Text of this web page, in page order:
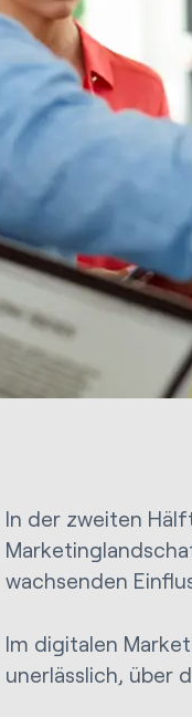
In der zweiten
wachsenden
Im digitalen
unerlässlich, über